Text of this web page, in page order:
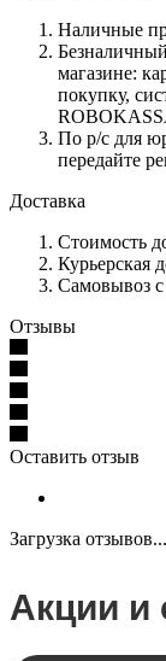
Наличные
магазине:
покупку,
По р/c для
передайте
Доставка
Стоимость
Курьерская
Самовывоз
Отзывы
Оставить отзыв
Загрузка отзывов...
Акции и